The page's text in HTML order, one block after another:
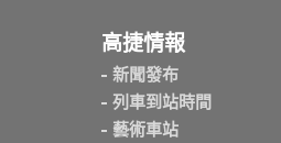
高捷情報
新聞發布
列車到站時間
藝術車站